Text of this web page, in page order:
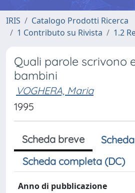
IRIS
Catalogo Prodotti Ricerca
1 Contributo su Rivista
1.2
Quali parole scrivono
bambini
VOGHERA, Maria
1995
Scheda breve
Scheda completa (DC)
Anno di pubblicazione